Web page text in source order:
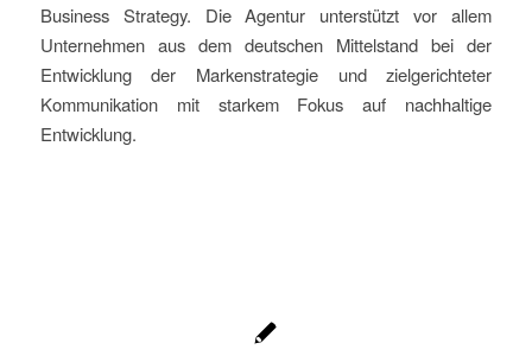
Business Strategy. Die Agentur unterstützt vor allem
Unternehmen aus dem deutschen Mittelstand bei der
Entwicklung der Markenstrategie und zielgerichteter
Kommunikation mit starkem Fokus auf nachhaltige
Entwicklung.